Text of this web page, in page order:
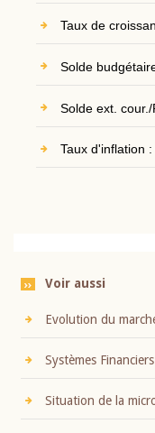
Taux de
Solde
Solde ext.
Taux d'inflation
Voir aussi
Evolution du
Systèmes
Situation de la